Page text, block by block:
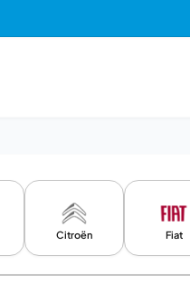
Citroën Fiat